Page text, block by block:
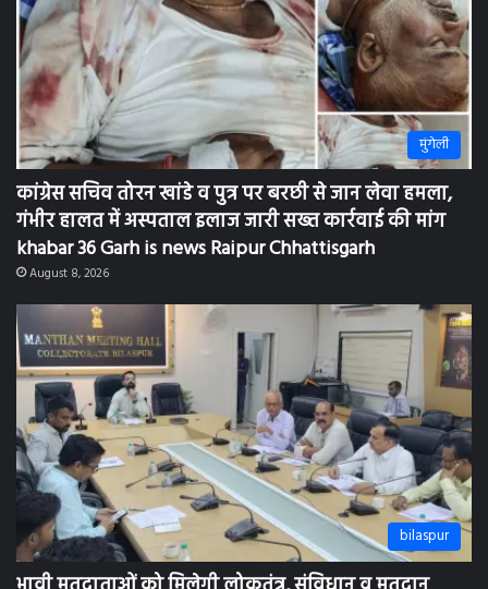
bilaspur
भावी मतदाताओं को मिलेगी लोकतंत्र, संविधान व मतदान
प्रक्रिया की व्यावहारिक जानकारी: khabar 36 Garh is news
bilaspur chhattisgarh
August 7, 2026